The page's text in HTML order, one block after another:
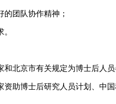
团队协作精神；
北京市有关规定为博士后人
助博士后研究人员计划、中